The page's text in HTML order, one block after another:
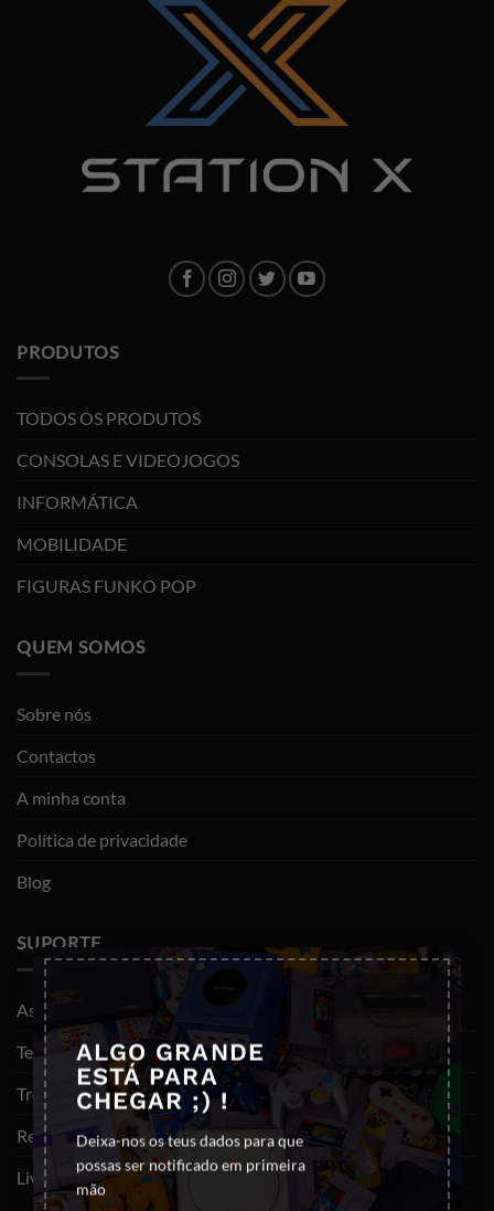
ALGO GRANDE
ESTÁ PARA
CHEGAR ;) !
Deixa-nos os teus dados para que
possas ser notificado em primeira
mão
×
PRODUTOS
TODOS OS PRODUTOS
CONSOLAS E VIDEOJOGOS
INFORMÁTICA
MOBILIDADE
FIGURAS FUNKO POP
QUEM SOMOS
Sobre nós
Contactos
A minha conta
Política de privacidade
Blog
SUPORTE
As minhas encomendas
Termos e Condições
Trocas e devoluções
Resolução de litígios
Livro de reclamações